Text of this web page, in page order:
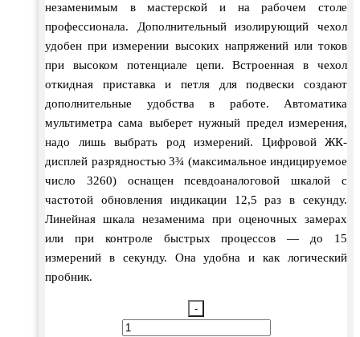
незаменимым в мастерской и на рабочем столе
профессионала. Дополнительный изолирующий чехол
удобен при измерении высоких напряжений или токов
при высоком потенциале цепи. Встроенная в чехол
откидная приставка и петля для подвески создают
дополнительные удобства в работе. Автоматика
мультиметра сама выберет нужный предел измерения,
надо лишь выбрать род измерений. Цифровой ЖК-
дисплей разрядностью 3¾ (максимальное индицируемое
число 3260) оснащен псевдоаналоговой шкалой с
частотой обновления индикации 12,5 раз в секунду.
Линейная шкала незаменима при оценочных замерах
или при контроле быстрых процессов — до 15
измерений в секунду. Она удобна и как логический
пробник.
-
Количество